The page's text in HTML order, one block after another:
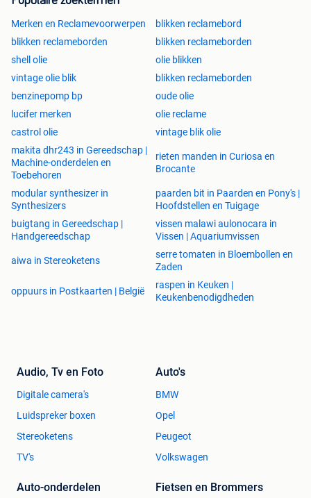
Merken en Reclamevoorwerpen
blikken reclamebord
blikken reclameborden
blikken reclameborden
shell olie
olie blikken
vintage olie blik
blikken reclameborden
benzinepomp bp
oude olie
lucifer merken
olie reclame
castrol olie
vintage blik olie
makita dhr243 in Gereedschap |
Machine-onderdelen en
Toebehoren
rieten manden in Curiosa en
Brocante
modular synthesizer in
Synthesizers
paarden bit in Paarden en Pony's |
Hoofdstellen en Tuigage
buigtang in Gereedschap |
Handgereedschap
vissen malawi aulonocara in
Vissen | Aquariumvissen
aiwa in Stereoketens
serre tomaten in Bloembollen en
Zaden
oppuurs in Postkaarten | België
raspen in Keuken |
Keukenbenodigdheden
Audio, Tv en Foto
Digitale camera's
Luidspreker boxen
Stereoketens
TV's
Auto's
BMW
Opel
Peugeot
Volkswagen
Auto-onderdelen Fietsen en Brommers